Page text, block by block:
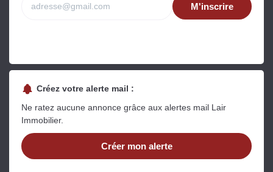
M'inscrire
Créez votre alerte mail :
Ne ratez aucune annonce grâce aux alertes mail Lair
Immobilier.
Créer mon alerte